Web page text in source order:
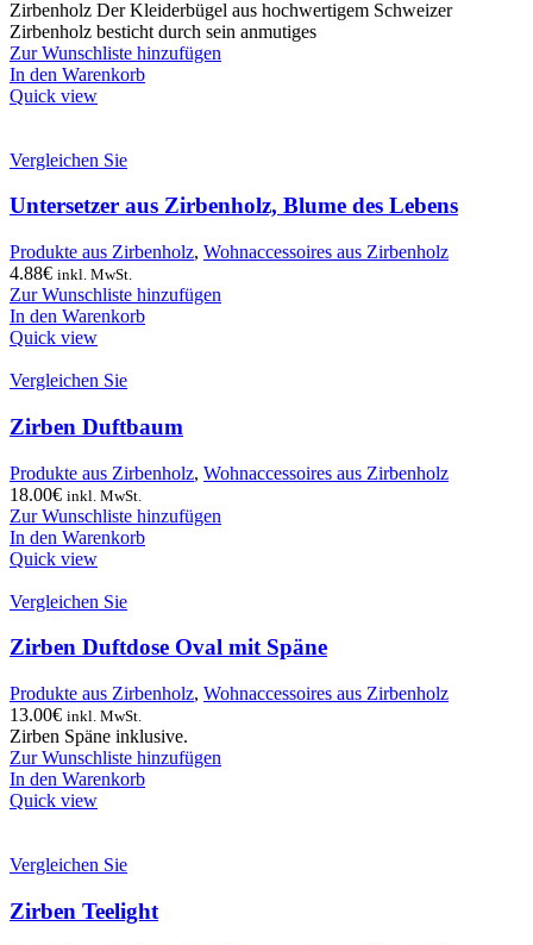
Zirbenholz Der Kleiderbügel aus hochwertigem Schweizer
Zirbenholz besticht durch sein anmutiges
Zur Wunschliste hinzufügen
In den Warenkorb
Quick view
Vergleichen Sie
Untersetzer aus Zirbenholz, Blume des Lebens
Produkte aus Zirbenholz, Wohnaccessoires aus Zirbenholz
4.88€ inkl. MwSt.
Zur Wunschliste hinzufügen
In den Warenkorb
Quick view
Vergleichen Sie
Zirben Duftbaum
Produkte aus Zirbenholz, Wohnaccessoires aus Zirbenholz
18.00€ inkl. MwSt.
Zur Wunschliste hinzufügen
In den Warenkorb
Quick view
Vergleichen Sie
Zirben Duftdose Oval mit Späne
Produkte aus Zirbenholz, Wohnaccessoires aus Zirbenholz
13.00€ inkl. MwSt.
Zirben Späne inklusive.
Zur Wunschliste hinzufügen
In den Warenkorb
Quick view
Vergleichen Sie
Zirben Teelight